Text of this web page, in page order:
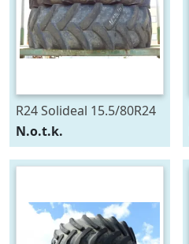
R24 Solideal 15.5/80R24
N.o.t.k.